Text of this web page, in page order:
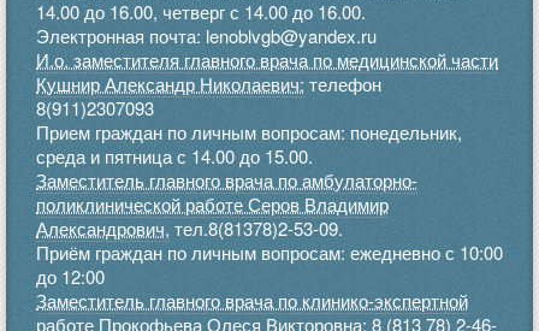
14.00 до 16.00, четверг с 14.00 до 16.00.
Электронная почта: lenoblvgb@yandex.ru
И.о. заместителя главного врача по медицинской части
Кушнир Александр Николаевич: телефон
8(911)2307093
Прием граждан по личным вопросам: понедельник,
среда и пятница с 14.00 до 15.00.
Заместитель главного врача по амбулаторно-
поликлинической работе Серов Владимир
Александрович, тел.8(81378)2-53-09.
Приём граждан по личным вопросам: ежедневно с 10:00
до 12:00
Заместитель главного врача по клинико-экспертной
работе Прокофьева Олеся Викторовна: 8 (813 78) 2-46-